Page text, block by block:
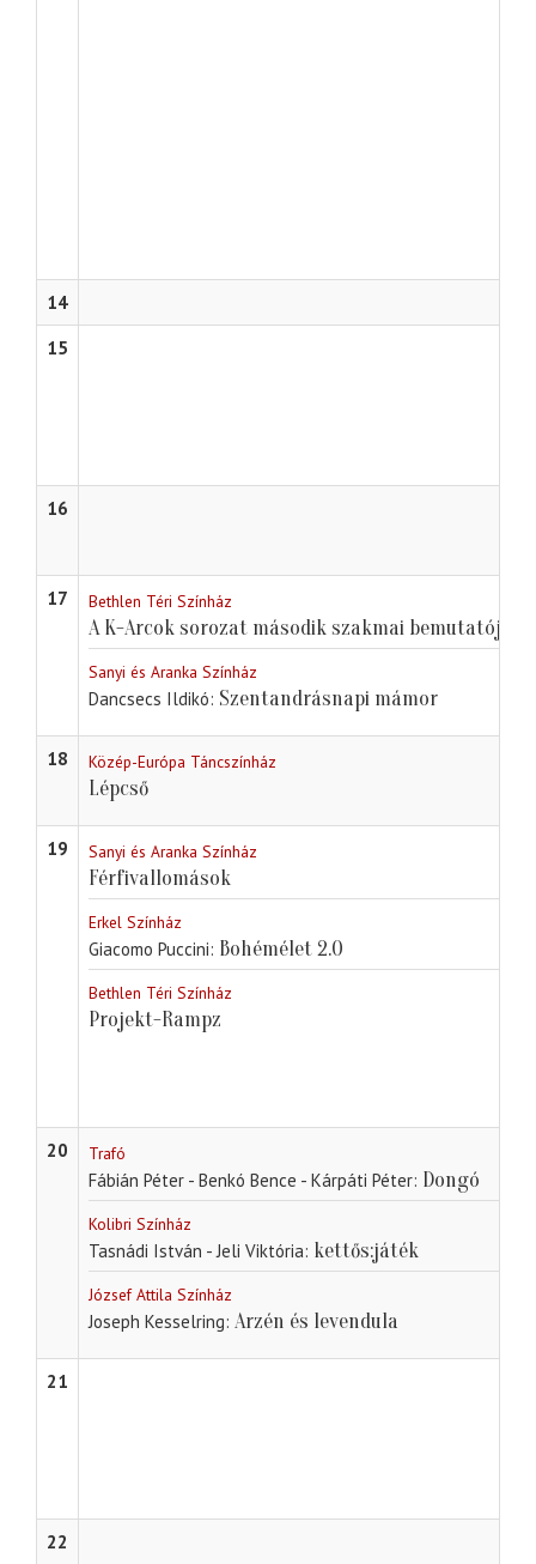
14
15
16
17 Bethlen Téri Színház
A K-Arcok sorozat második szakmai bemutatója
Sanyi és Aranka Színház
Dancsecs Ildikó Szentandrásnapi mámor
18 Közép-Európa Táncszínház
Lépcső
19 Sanyi és Aranka Színház
Férfivallomások
Erkel Színház
Giacomo Puccini Bohémélet 2.0
Bethlen Téri Színház
Projekt-Rampz
20 Trafó
Fábián Péter - Benkó Bence - Kárpáti Péter Dongó
Kolibri Színház
Tasnádi István - Jeli Viktória kettős:játék
József Attila Színház
Joseph Kesselring Arzén és levendula
21
22